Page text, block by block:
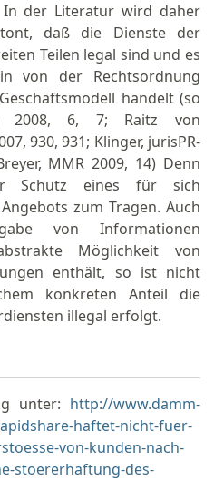
der Literatur wird daher
daß die Dienste der
Teilen legal sind und es
von der Rechtsordnung
handelt (so
2008, 6, 7; Raitz von
930, 931; Klinger, jurisPR-
MMR 2009, 14) Denn
Schutz eines für sich
zum Tragen. Auch
von Informationen
Möglichkeit von
enthält, so ist nicht
konkreten Anteil die
illegal erfolgt.
unter: http://www.damm-
haftet-nicht-fuer-
von-kunden-nach-
stoererhaftung-des-